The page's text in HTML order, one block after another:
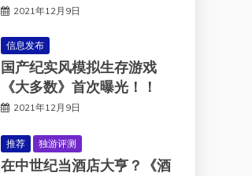
2021年12月9日
信息发布
国产纪实风模拟生存游戏
《大多数》首次曝光！！
2021年12月9日
推荐 独游评测
在中世纪当酒店大亨？《酒